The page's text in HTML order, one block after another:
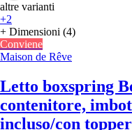
altre varianti
+2
+ Dimensioni (4)
Conviene
Maison de Rêve
Letto boxspring
contenitore,
incluso/con